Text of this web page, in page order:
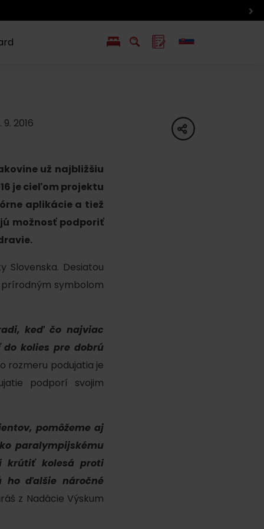
share
9. 2016
už najbližšiu
je cieľom projektu
aplikácie a tiež
možnosť podporiť
Desiatou
symbolom
keď čo najviac
kolies pre dobrú
rozmeru podujatia je
podporí svojim
pomôžeme aj
paralympijskému
krútiť kolesá proti
ho ďalšie náročné
z Nadácie Výskum